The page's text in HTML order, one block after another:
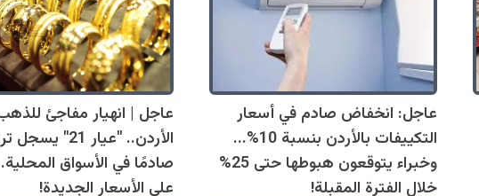
عاجل: انخفاض صادم في أسعار
التكييفات بالأردن بنسبة 10%...
وخبراء يتوقعون هبوطها حتى 25%
خلال الفترة المقبلة!
عاجل | انهيار مفاجئ
الأردن.. "عيار 21"
صادمًا في الأسواق
على الأسعار الجديدة!